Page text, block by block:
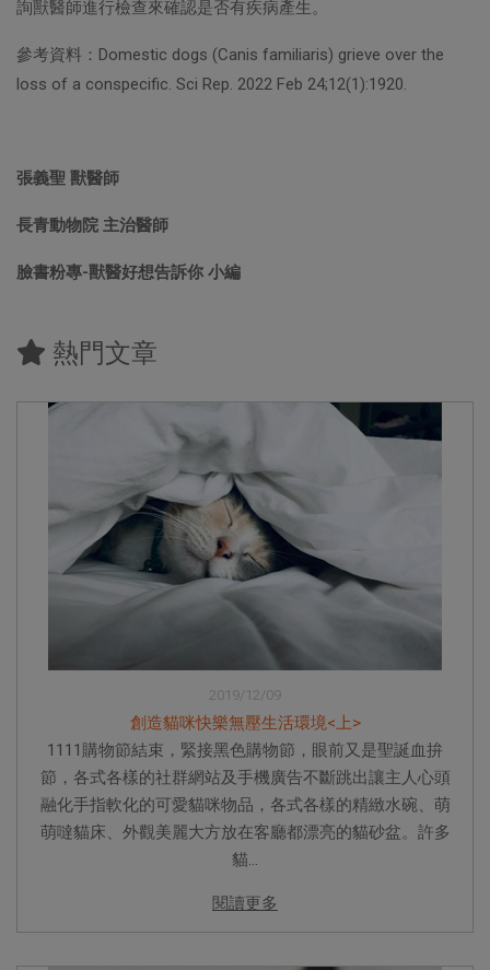
詢獸醫師進行檢查來確認是否有疾病產生。
參考資料：Domestic dogs (Canis familiaris) grieve over the
loss of a conspecific. Sci Rep. 2022 Feb 24;12(1):1920.
張義聖 獸醫師
長青動物院 主治醫師
臉書粉專-獸醫好想告訴你 小編
熱門文章
2019/12/09
創造貓咪快樂無壓生活環境<上>
1111購物節結束，緊接黑色購物節，眼前又是聖誕血拚
節，各式各樣的社群網站及手機廣告不斷跳出讓主人心頭
融化手指軟化的可愛貓咪物品，各式各樣的精緻水碗、萌
萌噠貓床、外觀美麗大方放在客廳都漂亮的貓砂盆。許多
貓...
閱讀更多